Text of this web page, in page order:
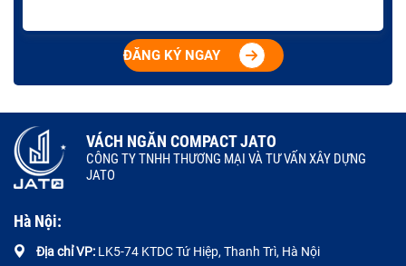
ĐĂNG KÝ NGAY
VÁCH NGĂN COMPACT JATO
CÔNG TY TNHH THƯƠNG MẠI VÀ TƯ VẤN XÂY DỰNG
JATO
Hà Nội:
Địa chỉ VP: LK5-74 KTDC Tứ Hiệp, Thanh Trì, Hà Nội